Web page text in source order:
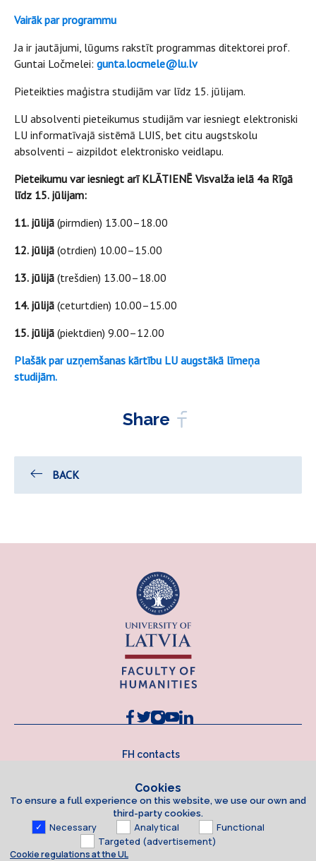
Vairāk par programmu
Ja ir jautājumi, lūgums rakstīt programmas ditektorei prof.
Guntai Ločmelei: gunta.locmele@lu.lv
Pieteikties maģistra studijām var līdz 15. jūlijam.
LU absolventi pieteikumus studijām var iesniegt elektroniski
LU informatīvajā sistēmā LUIS, bet citu augstskolu
absolventi – aizpildot elektronisko veidlapu.
Pieteikumu var iesniegt arī KLĀTIENĒ Visvalža ielā 4a Rīgā
līdz 15. jūlijam:
11. jūlijā (pirmdien) 13.00–18.00
12. jūlijā (otrdien) 10.00–15.00
13. jūlijā (trešdien) 13.00–18.00
14. jūlijā (ceturtdien) 10.00–15.00
15. jūlijā (piektdien) 9.00–12.00
Plašāk par uzņemšanas kārtību LU augstākā līmeņa
studijām.
Share
BACK
FH contacts
Cookies
To ensure a full experience on this website, we use our own and
third-party cookies.
Necessary Analytical
Functional
Targeted (advertisement)
Cookie regulations at the UL